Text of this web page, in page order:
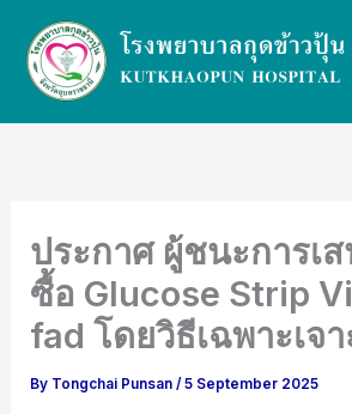
content
ประกาศ ผู้ชนะการเ
ซื้อ Glucose Strip
fad โดยวิธีเฉพาะเจา
By Tongchai Punsan/5 September 2025